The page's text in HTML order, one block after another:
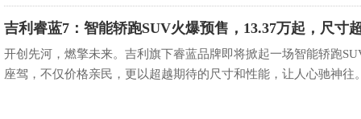
吉利睿蓝7：智能轿跑SUV火爆预售，13.37万起，尺寸
亚迪宋
开创先河，燃擎未来。吉利旗下睿蓝品牌即将掀起一场智能轿跑
座驾，不仅价格亲民，更以超越期待的尺寸和性能，让人心驰神往